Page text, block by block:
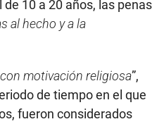
10 a 20 años, las penas
al hecho y a la
motivación religiosa”,
de tiempo en el que
fueron considerados